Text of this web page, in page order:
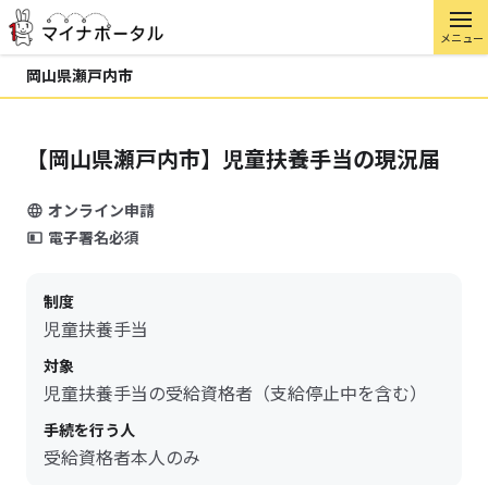
メニュー
岡山県瀬戸内市
【岡山県瀬戸内市】児童扶養手当の現況届
オンライン申請
電子署名必須
制度
児童扶養手当
対象
児童扶養手当の受給資格者（支給停止中を含む）
手続を行う人
受給資格者本人のみ